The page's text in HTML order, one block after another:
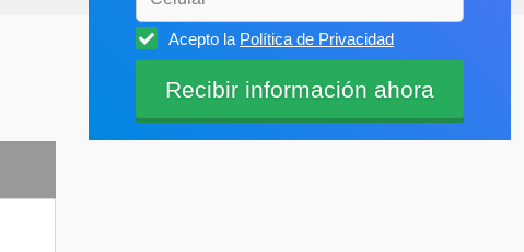
Acepto la Política de Privacidad